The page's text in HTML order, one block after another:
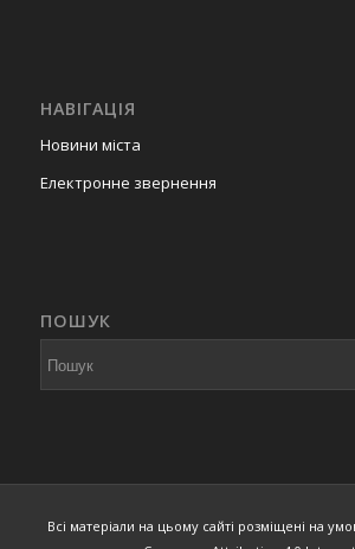
НАВІГАЦІЯ
Новини міста
Електронне звернення
ПОШУК
Всі матеріали на цьому сайті розміщені на